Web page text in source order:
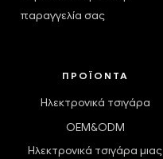
παραγγελία σας
ΠΡΟΪΌΝΤΑ
Ηλεκτρονικά τσιγάρα
OEM&ODM
Ηλεκτρονικά τσιγάρα μιας